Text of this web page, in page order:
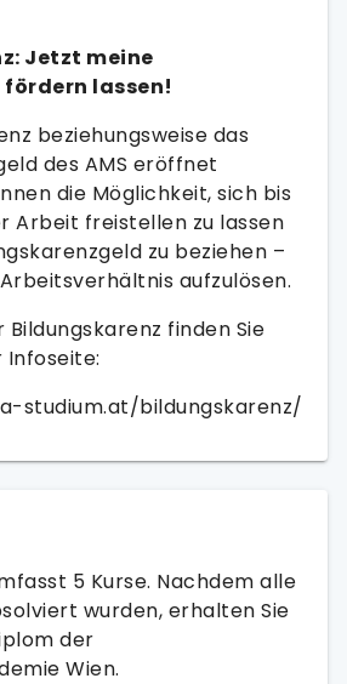
Jetzt meine
lassen!
beziehungsweise das
des AMS eröffnet
die Möglichkeit, sich bis
Arbeit freistellen zu lassen
zu beziehen –
aufzulösen.
Bildungskarenz finden Sie
Infoseite:
studium.at/bildungskarenz/
5 Kurse. Nachdem alle
wurden, erhalten Sie
der
Wien.